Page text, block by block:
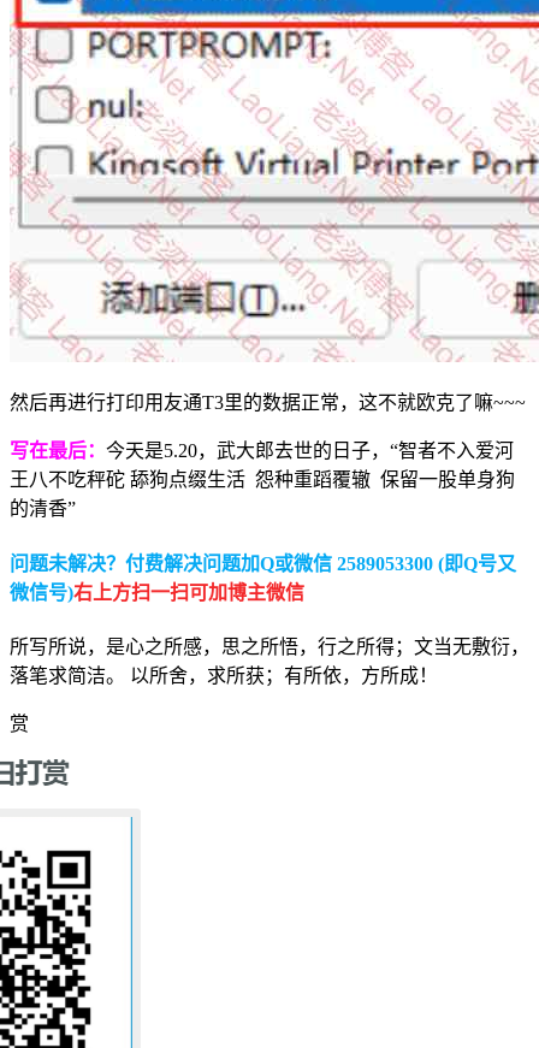
然后再进行打印用友通T3里的数据正常，这不就欧克了嘛~~~
写在最后： 今天是5.20，武大郎去世的日子，“智者不入爱河
王八不吃秤砣 舔狗点缀生活 怨种重蹈覆辙 保留一股单身狗
的清香”
问题未解决？付费解决问题加Q或微信 2589053300 (即Q号又
微信号)右上方扫一扫可加博主微信
所写所说，是心之所感，思之所悟，行之所得；文当无敷衍，
落笔求简洁。 以所舍，求所获；有所依，方所成！
赏